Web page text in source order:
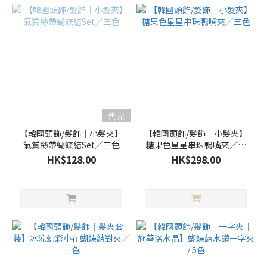
售完
【韓國頭飾/髮飾｜小髮夾】
氣質絲帶蝴蝶結Set／三色
HK$128.00
【韓國頭飾/髮飾｜小髮夾】
糖果色星星串珠鴨嘴夾／三
色
HK$298.00